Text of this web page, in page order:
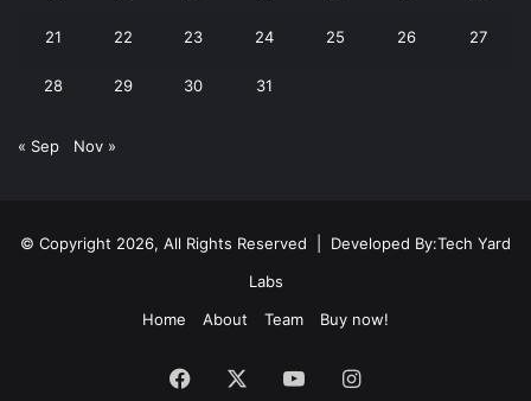
21 22 23 24 25 26 27
28 29 30 31
« Sep Nov »
© Copyright 2026, All Rights Reserved | Developed By:Tech Yard
Labs
Home
About Team Buy now!
Facebook YouTubeInstagram